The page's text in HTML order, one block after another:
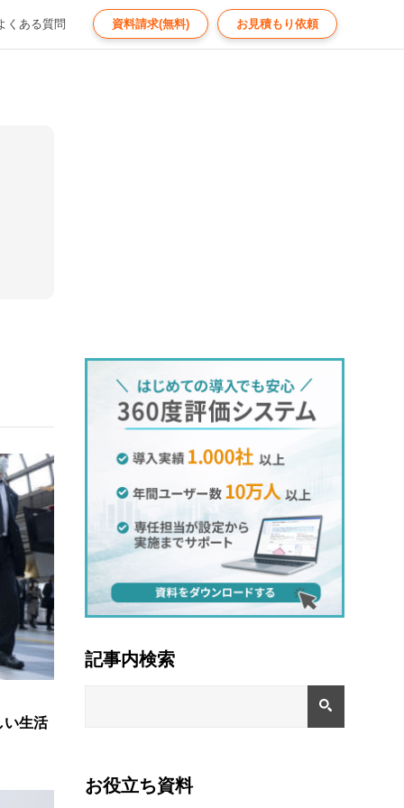
くある質問 資料請求(無料) お見積もり依頼
い生活
記事内検索
お役立ち資料